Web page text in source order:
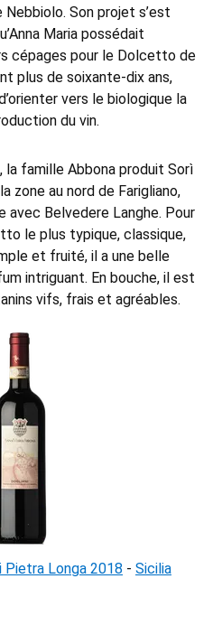
Son projet s’est
Maria possédait
cépages pour le Dolcetto de
plus de soixante-dix ans,
vers le biologique la
du vin.
la famille Abbona produit Sorì
zone au nord de Farigliano,
Belvedere Langhe. Pour
le plus typique, classique,
et fruité, il a une belle
intriguant. En bouche, il est
vifs, frais et agréables.
Pietra Longa 2018 - Sicilia